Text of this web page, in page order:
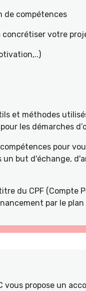
de compétences
votre
et méthodes
les démarches
pour
but d'échange,
du CPF (Compte
par le
vous propose un